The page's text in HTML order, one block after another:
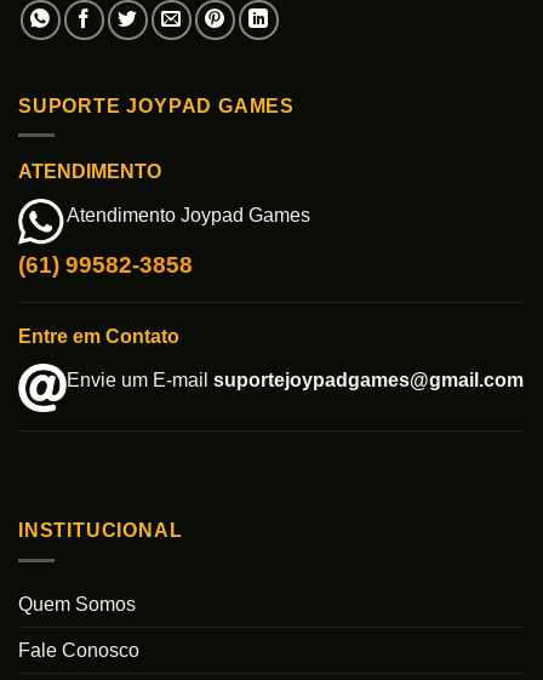
SUPORTE JOYPAD GAMES
ATENDIMENTO
Atendimento Joypad Games
(61) 99582-3858
Entre em Contato
Envie um E-mail suportejoypadgames@gmail.com
INSTITUCIONAL
Quem Somos
Fale Conosco